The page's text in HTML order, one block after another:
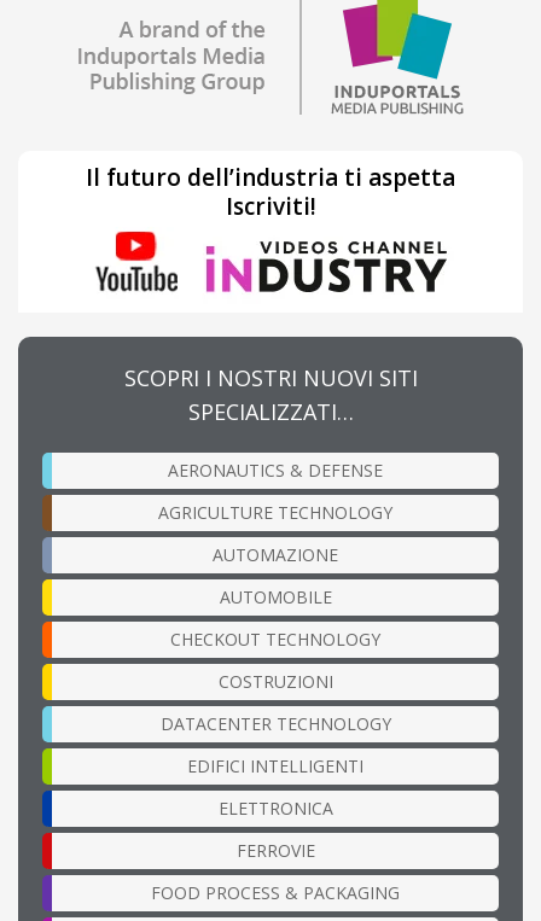
Il futuro dell’industria ti aspetta
Iscriviti!
SCOPRI I NOSTRI NUOVI SITI
SPECIALIZZATI…
AERONAUTICS & DEFENSE
AGRICULTURE TECHNOLOGY
AUTOMAZIONE
AUTOMOBILE
CHECKOUT TECHNOLOGY
COSTRUZIONI
DATACENTER TECHNOLOGY
EDIFICI INTELLIGENTI
ELETTRONICA
FERROVIE
FOOD PROCESS & PACKAGING